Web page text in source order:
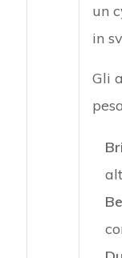
un
in
Gli